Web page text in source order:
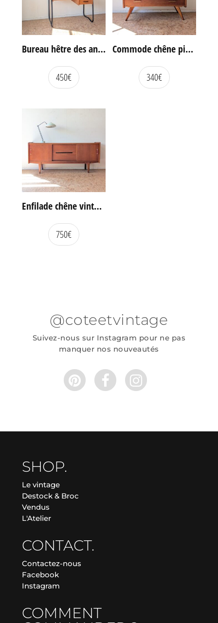
Bureau hêtre des années 60
450€
Commode chêne pieds compas vintage
340€
Enfilade chêne vintage portes coulissantes
750€
@coteetvintage
Suivez-nous sur Instagram pour ne pas
manquer nos nouveautés
SHOP.
Le vintage
Destock & Broc
Vendus
L'Atelier
CONTACT.
Contactez-nous
Facebook
Instagram
COMMENT